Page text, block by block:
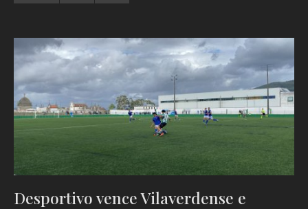
Desportivo vence Vilaverdense e